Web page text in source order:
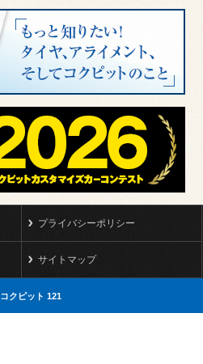
プライバシーポリシー
サイトマップ
コクピット 121